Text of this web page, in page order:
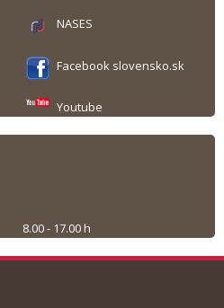
NASES
Facebook slovensko.sk
Youtube
8.00 - 17.00 h